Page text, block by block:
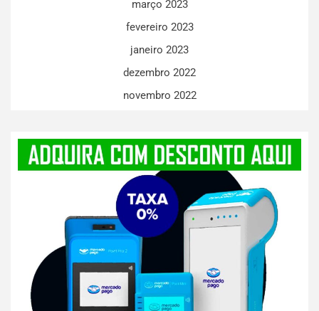
março 2023
fevereiro 2023
janeiro 2023
dezembro 2022
novembro 2022